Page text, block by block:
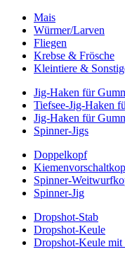
Mais
Würmer/Larven
Fliegen
Krebse & Frösche
Kleintiere &
Jig-Haken für
Tiefsee-Jig-Haken
Jig-Haken für
Spinner-Jigs
Doppelkopf
Spinner-
Spinner-Jig
Dropshot-Stab
Dropshot-Keule
Dropshot-Keule mit